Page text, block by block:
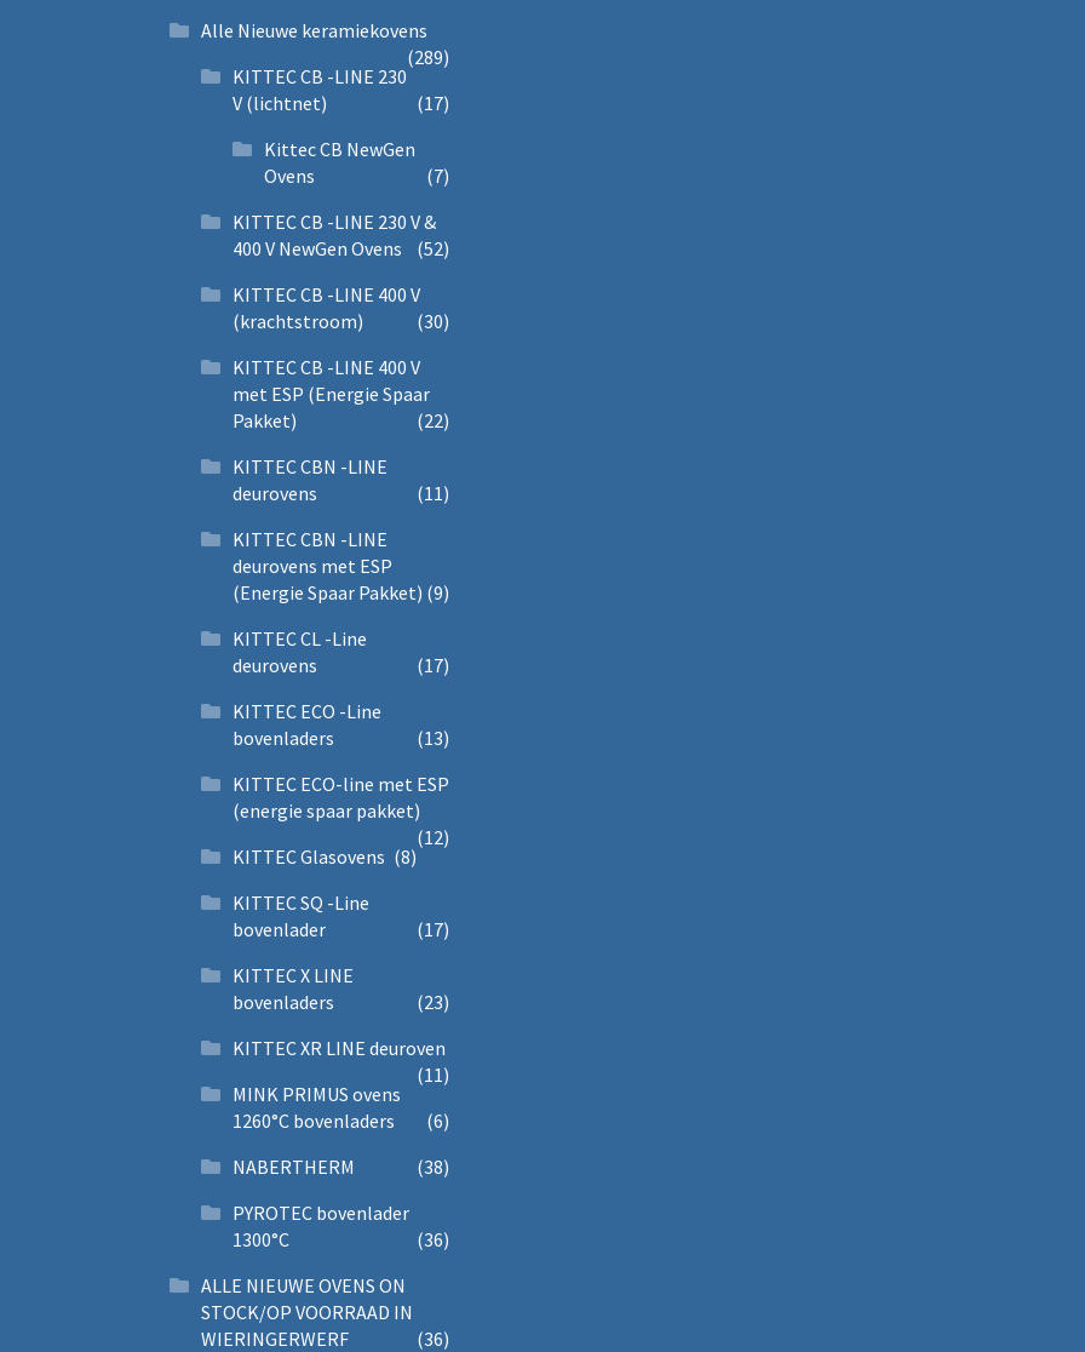
Alle Nieuwe keramiekovens
(289)
KITTEC CB -LINE 230
V (lichtnet)
(17)
Kittec CB NewGen
Ovens
(7)
KITTEC CB -LINE 230 V &
400 V NewGen Ovens
(52)
KITTEC CB -LINE 400 V
(krachtstroom)
(30)
KITTEC CB -LINE 400 V
met ESP (Energie Spaar
Pakket)
(22)
KITTEC CBN -LINE
deurovens
(11)
KITTEC CBN -LINE
deurovens met ESP
(Energie Spaar Pakket) (9)
KITTEC CL -Line
deurovens
(17)
KITTEC ECO -Line
bovenladers
(13)
KITTEC ECO-line met ESP
(energie spaar pakket)
(12)
KITTEC Glasovens (8)
KITTEC SQ -Line
bovenlader
(17)
KITTEC X LINE
bovenladers
(23)
KITTEC XR LINE deuroven
(11)
MINK PRIMUS ovens
1260°C bovenladers
(6)
NABERTHERM
(38)
PYROTEC bovenlader
1300°C
(36)
ALLE NIEUWE OVENS ON
STOCK/OP VOORRAAD IN
WIERINGERWERF
(36)